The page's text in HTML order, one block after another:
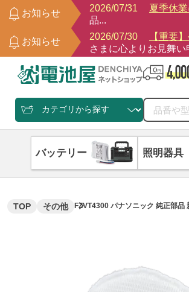
お知らせ
2026/07/31 夏季休
品...
お知らせ
2026/07/30 【重要
さまに心よりお見舞い
バッテリー 照明器具
TOP その他 FZVT4300 パナソニック 純正部